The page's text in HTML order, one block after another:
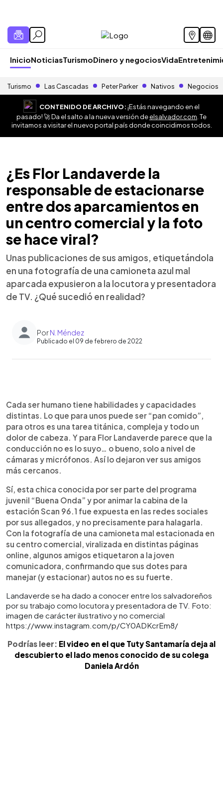
InicioNoticiasTurismoDinero y negociosVida
Turismo Las Cascadas Peter Parker Nativos Negocios
CONTENIDO DE ARCHIVO:¡Estás navegando en el
pasado! 🚀 Da el salto a la nueva versión deelsalvador.com . Te
invitamos a visitar el nuevo portal país donde coincidimos todos.
¿Es Flor Landaverde la
responsable de estacionarse
entre dos aparcamientos en
un centro comercial y la foto
se hace viral?
Unas publicaciones de sus amigos, etiquetándola
en una fotografía de una camioneta azul mal
aparcada expusieron a la locutora y presentadora
de TV. ¿Qué sucedió en realidad?
PorN. Méndez
Publicado el 09 de febrero de 2022
Escuchar artículo
Cada ser humano tiene habilidades y capacidades
distintas. Lo que para unos puede ser “pan comido”,
para otros es una tarea titánica, compleja y todo un
dolor de cabeza. Y para Flor Landaverde parece que la
conducción no es lo suyo… o bueno, solo a nivel de
cámaras y micrófonos. Así lo dejaron ver sus amigos
más cercanos.
Sí, esta chica conocida por ser parte del programa
juvenil “Buena Onda” y por animar la cabina de la
estación Scan 96.1 fue expuesta en las redes sociales
por sus allegados, y no precisamente para halagarla.
Con la fotografía de una camioneta mal estacionada en
su centro comercial, viralizada en distintas páginas
online, algunos amigos etiquetaron a la joven
comunicadora, confirmando que sus dotes para
manejar (y estacionar) autos no es su fuerte.
Landaverde se ha dado a conocer entre los salvadoreños
por su trabajo como locutora y presentadora de TV. Foto:
imagen de carácter ilustrativo y no comercial
https://www.instagram.com/p/CY0ADKcrEm8/
Podrías leer: El video en el que Tuty Santamaría deja al
descubierto el lado menos conocido de su colega
Daniela Ardón